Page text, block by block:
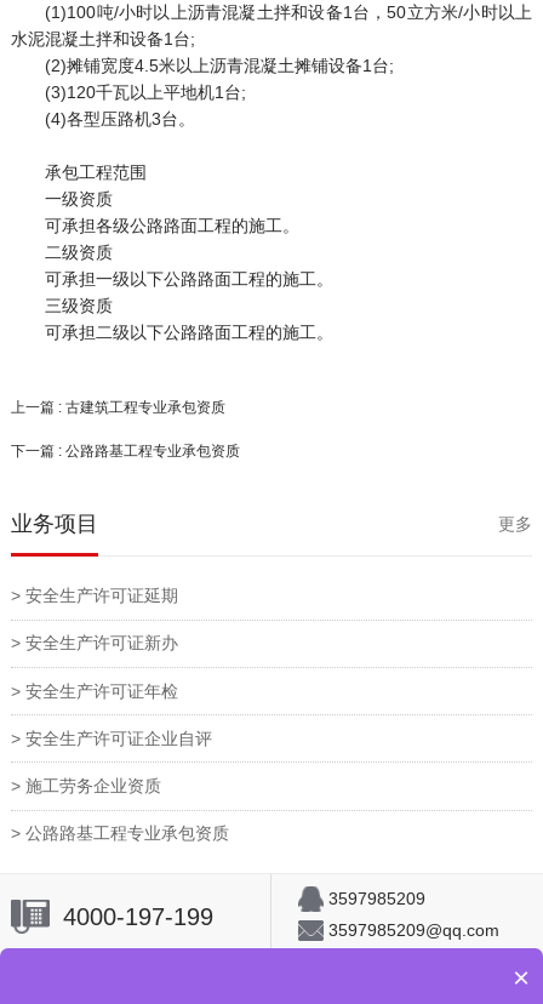
(1)100吨/小时以上沥青混凝土拌和设备1台，50立方米/小时以上
水泥混凝土拌和设备1台;
(2)摊铺宽度4.5米以上沥青混凝土摊铺设备1台;
(3)120千瓦以上平地机1台;
(4)各型压路机3台。
承包工程范围
一级资质
可承担各级公路路面工程的施工。
二级资质
可承担一级以下公路路面工程的施工。
三级资质
可承担二级以下公路路面工程的施工。
上一篇 : 古建筑工程专业承包资质
下一篇 : 公路路基工程专业承包资质
业务项目 更多
> 安全生产许可证延期
> 安全生产许可证新办
> 安全生产许可证年检
> 安全生产许可证企业自评
> 施工劳务企业资质
> 公路路基工程专业承包资质
4000-197-199
3597985209
3597985209@qq.com
×